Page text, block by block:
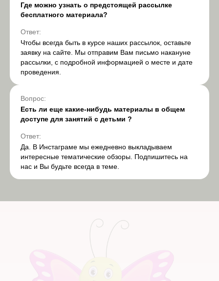
Где можно узнать о предстоящей рассылке
бесплатного материала?
Ответ:
Чтобы всегда быть в курсе наших рассылок, оставьте
заявку на сайте. Мы отправим Вам письмо накануне
рассылки, с подробной информацией о месте и дате
проведения.
Вопрос:
Есть ли еще какие-нибудь материалы в общем
доступе для занятий с детьми ?
Ответ:
Да. В Инстаграме мы ежедневно выкладываем
интересные тематические обзоры. Подпишитесь на
нас и Вы будьте всегда в теме.